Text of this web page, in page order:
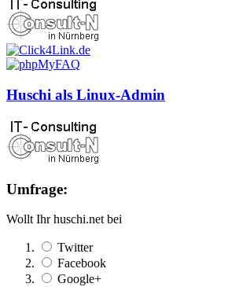
Huschi als Linux-Admin
Umfrage:
Wollt Ihr huschi.net bei
Twitter
Facebook
Google+